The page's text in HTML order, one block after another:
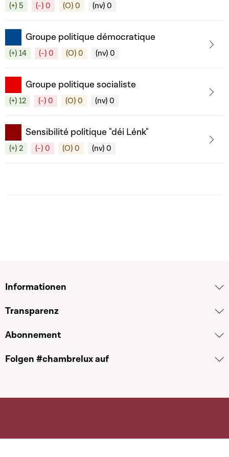
(+) 5 (-) 0 (O) 0 (nv) 0
Groupe politique démocratique
(+) 14 (-) 0 (O) 0 (nv) 0
Groupe politique socialiste
(+) 12 (-) 0 (O) 0 (nv) 0
Sensibilité politique "déi Lénk"
(+) 2 (-) 0 (O) 0 (nv) 0
Informationen
Transparenz
Abonnement
Folgen #chambrelux auf